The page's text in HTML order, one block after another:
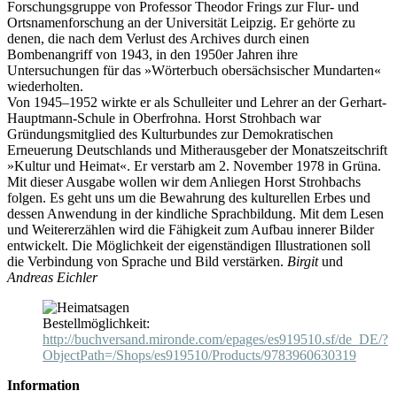
Forschungsgruppe von Professor Theodor Frings zur Flur- und
Ortsnamenforschung an der Universität Leipzig. Er gehörte zu
denen, die nach dem Verlust des Archives durch einen
Bombenangriff von 1943, in den 1950er Jahren ihre
Untersuchungen für das »Wörterbuch obersächsischer Mundarten«
wiederholten.
Von 1945–1952 wirkte er als Schulleiter und Lehrer an der Gerhart-
Hauptmann-Schule in Oberfrohna. Horst Strohbach war
Gründungsmitglied des Kulturbundes zur Demokratischen
Erneuerung Deutschlands und Mitherausgeber der Monatszeitschrift
»Kultur und Heimat«. Er verstarb am 2. November 1978 in Grüna.
Mit dieser Ausgabe wollen wir dem Anliegen Horst Strohbachs
folgen. Es geht uns um die Bewahrung des kulturellen Erbes und
dessen Anwendung in der kindliche Sprachbildung. Mit dem Lesen
und Weitererzählen wird die Fähigkeit zum Aufbau innerer Bilder
entwickelt. Die Möglichkeit der eigenständigen Illustrationen soll
die Verbindung von Sprache und Bild verstärken. Birgitund
Andreas Eichler
Bestellmöglichkeit:
http://buchversand.mironde.com/epages/es919510.sf/de_DE/?
ObjectPath=/Shops/es919510/Products/9783960630319
Information